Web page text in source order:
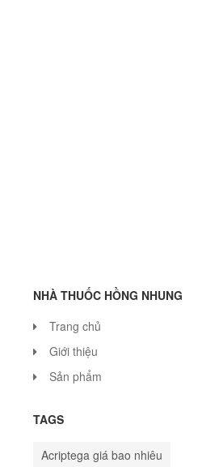
NHÀ THUỐC HỒNG NHUNG
Trang chủ
Giới thiệu
Sản phẩm
TAGS
Acriptega giá bao nhiêu